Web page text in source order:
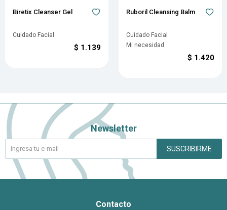
Biretix Cleanser Gel
Cuidado Facial
$ 1.139
Ruboril Cleansing Balm
Cuidado Facial
Mi necesidad
$ 1.420
Contacto
Newsletter
SUSCRIBIRME